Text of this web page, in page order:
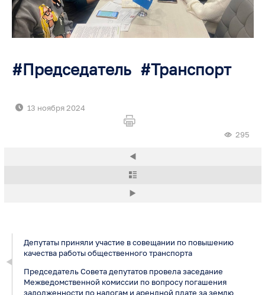
Председатель Транспорт
13 ноября 2024
295
Депутаты приняли участие в совещании по повышению
качества работы общественного транспорта
Председатель Совета депутатов провела заседание
Межведомственной комиссии по вопросу погашения
задолженности по налогам и арендной плате за землю